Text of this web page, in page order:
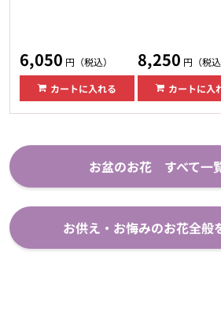
6,050 円（税込）
カートに入れる
8,250 円（税込
カートに入
お盆のお花 すべて一
お供え・お悔みのお花全般